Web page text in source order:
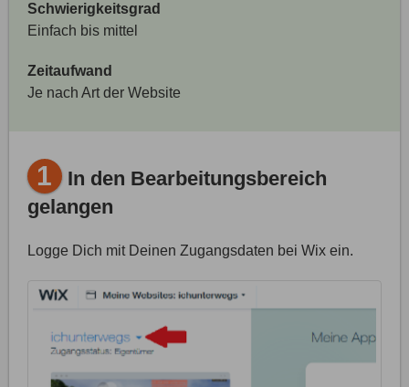
Schwierigkeitsgrad
Einfach bis mittel
Zeitaufwand
Je nach Art der Website
1 In den Bearbeitungsbereich
gelangen
Logge Dich mit Deinen Zugangsdaten bei Wix ein.